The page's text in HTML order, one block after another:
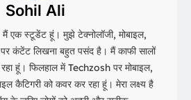
Sohil Ali
एक स्टूडेंट हूं। मुझे टेक्नोलॉजी, मोबाइल,
कंटेंट लिखना बहुत पसंद है। मैं काफी सालों
हूं। फिलहाल में Techzosh पर मोबाइल,
कैटिगरी को कवर कर रहा हूं। मेरा लक्ष्य है